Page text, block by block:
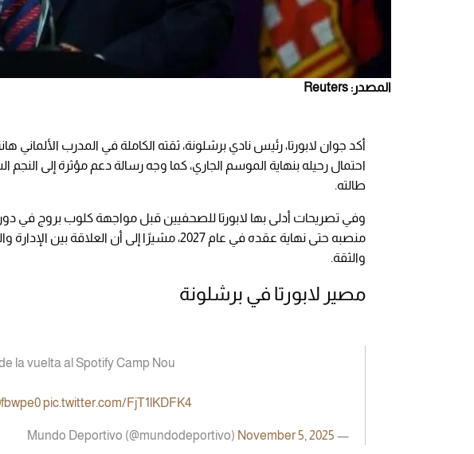
المصدر: Reuters
أكد جوان لابورتا، رئيس نادي برشلونة، ثقته الكاملة في المدرب الألماني
احتمال رحيله بنهاية الموسم الجاري، كما وجه رسالة دعم مؤثرة إلى النجم
طالته.
وفي تصريحات أدلى بها لابورتا للصحفيين قبل مواجهة كلوب بروج في
منصبه حتى نهاية عقده في عام 2027، مشيرًا إلى أن
والثقة.
مصير لابورتا في برشلونة
la vuelta al Spotify Camp Nou
pic.twitter.com/FjT1lKDFK4
— Mundo Deportivo (@mundodeportivo)
November 5, 2025